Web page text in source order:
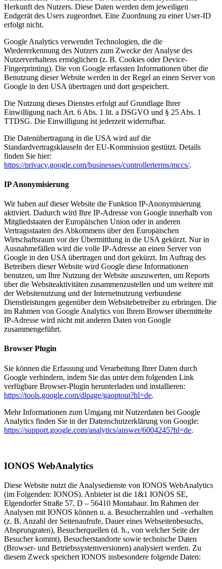
Herkunft des Nutzers. Diese Daten werden dem jeweiligen
Endgerät des Users zugeordnet. Eine Zuordnung zu einer User-ID
erfolgt nicht.
Google Analytics verwendet Technologien, die die
Wiedererkennung des Nutzers zum Zwecke der Analyse des
Nutzerverhaltens ermöglichen (z. B. Cookies oder Device-
Fingerprinting). Die von Google erfassten Informationen über die
Benutzung dieser Website werden in der Regel an einen Server von
Google in den USA übertragen und dort gespeichert.
Die Nutzung dieses Dienstes erfolgt auf Grundlage Ihrer
Einwilligung nach Art. 6 Abs. 1 lit. a DSGVO und § 25 Abs. 1
TTDSG. Die Einwilligung ist jederzeit widerrufbar.
Die Datenübertragung in die USA wird auf die
Standardvertragsklauseln der EU-Kommission gestützt. Details
finden Sie hier:
https://privacy.google.com/businesses/controllerterms/mccs/.
IP Anonymisierung
Wir haben auf dieser Website die Funktion IP-Anonymisierung
aktiviert. Dadurch wird Ihre IP-Adresse von Google innerhalb von
Mitgliedstaaten der Europäischen Union oder in anderen
Vertragsstaaten des Abkommens über den Europäischen
Wirtschaftsraum vor der Übermittlung in die USA gekürzt. Nur in
Ausnahmefällen wird die volle IP-Adresse an einen Server von
Google in den USA übertragen und dort gekürzt. Im Auftrag des
Betreibers dieser Website wird Google diese Informationen
benutzen, um Ihre Nutzung der Website auszuwerten, um Reports
über die Websiteaktivitäten zusammenzustellen und um weitere mit
der Websitenutzung und der Internetnutzung verbundene
Dienstleistungen gegenüber dem Websitebetreiber zu erbringen. Die
im Rahmen von Google Analytics von Ihrem Browser übermittelte
IP-Adresse wird nicht mit anderen Daten von Google
zusammengeführt.
Browser Plugin
Sie können die Erfassung und Verarbeitung Ihrer Daten durch
Google verhindern, indem Sie das unter dem folgenden Link
verfügbare Browser-Plugin herunterladen und installieren:
https://tools.google.com/dlpage/gaoptout?hl=de.
Mehr Informationen zum Umgang mit Nutzerdaten bei Google
Analytics finden Sie in der Datenschutzerklärung von Google:
https://support.google.com/analytics/answer/6004245?hl=de.
IONOS WebAnalytics
Diese Website nutzt die Analysedienste von IONOS WebAnalytics
(im Folgenden: IONOS). Anbieter ist die 1&1 IONOS SE,
Elgendorfer Straße 57, D – 56410 Montabaur. Im Rahmen der
Analysen mit IONOS können u. a. Besucherzahlen und –verhalten
(z. B. Anzahl der Seitenaufrufe, Dauer eines Webseitenbesuchs,
Absprungraten), Besucherquellen (d. h., von welcher Seite der
Besucher kommt), Besucherstandorte sowie technische Daten
(Browser- und Betriebssystemversionen) analysiert werden. Zu
diesem Zweck speichert IONOS insbesondere folgende Daten: